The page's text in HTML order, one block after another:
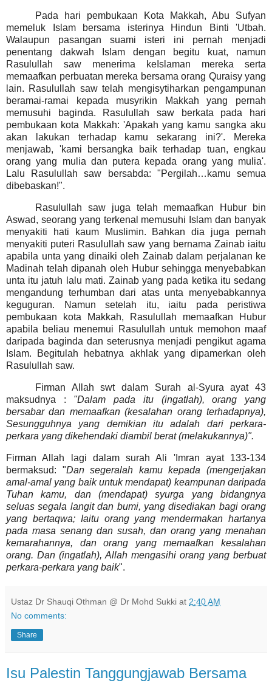
Pada hari pembukaan Kota Makkah, Abu Sufyan
memeluk Islam bersama isterinya Hindun Binti 'Utbah.
Walaupun pasangan suami isteri ini pernah menjadi
penentang dakwah Islam dengan begitu kuat, namun
Rasulullah saw menerima keIslaman mereka serta
memaafkan perbuatan mereka bersama orang Quraisy yang
lain. Rasulullah saw telah mengisytiharkan pengampunan
beramai-ramai kepada musyrikin Makkah yang pernah
memusuhi baginda. Rasulullah saw berkata pada hari
pembukaan kota Makkah: 'Apakah yang kamu sangka aku
akan lakukan terhadap kamu sekarang ini?'. Mereka
menjawab, 'kami bersangka baik terhadap tuan, engkau
orang yang mulia dan putera kepada orang yang mulia'.
Lalu Rasulullah saw bersabda: "Pergilah…kamu semua
dibebaskan!".
Rasulullah saw juga telah memaafkan Hubur bin
Aswad, seorang yang terkenal memusuhi Islam dan banyak
menyakiti hati kaum Muslimin. Bahkan dia juga pernah
menyakiti puteri Rasulullah saw yang bernama Zainab iaitu
apabila unta yang dinaiki oleh Zainab dalam perjalanan ke
Madinah telah dipanah oleh Hubur sehingga menyebabkan
unta itu jatuh lalu mati. Zainab yang pada ketika itu sedang
mengandung terhumban dari atas unta menyebabkannya
keguguran. Namun
setelah itu, iaitu pada peristiwa
pembukaan
kota Makkah, Rasulullah memaafkan Hubur
apabila beliau menemui Rasulullah untuk memohon maaf
daripada baginda dan seterusnya menjadi pengikut agama
Islam.
Begitulah hebatnya akhlak yang dipamerkan oleh
Rasulullah saw.
Firman Allah swt dalam Surah al-Syura ayat 43
maksudnya : "Dalam pada itu (ingatlah), orang yang
bersabar dan memaafkan (kesalahan orang terhadapnya),
Sesungguhnya yang demikian itu adalah dari perkara-
perkara yang dikehendaki diambil berat (melakukannya)".
Firman Allah lagi dalam surah Ali 'Imran ayat 133-134
bermaksud: "Dan segeralah kamu kepada (mengerjakan
amal-amal yang baik untuk mendapat) keampunan daripada
Tuhan kamu, dan (mendapat) syurga yang bidangnya
seluas segala langit dan bumi, yang disediakan bagi orang
yang bertaqwa; Iaitu orang yang mendermakan hartanya
pada masa senang dan susah, dan orang yang menahan
kemarahannya, dan orang
yang memaafkan kesalahan
orang. Dan (ingatlah), Allah mengasihi orang yang berbuat
perkara-perkara yang baik".
Ustaz Dr Shauqi Othman @ Dr Mohd Sukki at 2:40 AM
No comments:
Share
Isu Palestin Tanggungjawab Bersama